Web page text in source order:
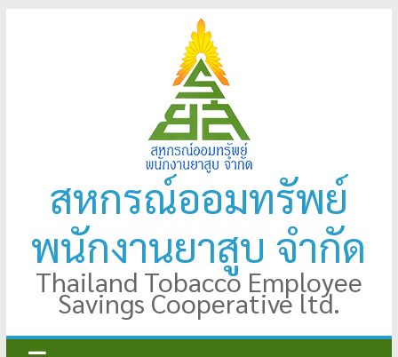
สหกรณ์ออมทรัพย์
พนักงานยาสูบ จำกัด
Thailand Tobacco Employee
Savings Cooperative ltd.